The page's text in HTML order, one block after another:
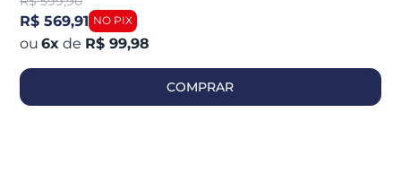
R$ 569,91
6x de R$ 99,98
COMPRAR